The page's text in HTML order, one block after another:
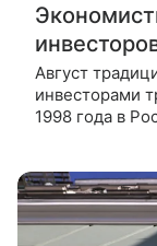
Август
инвесторами
1998 года в